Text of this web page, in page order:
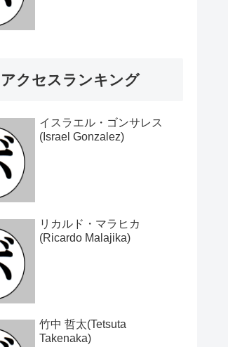
クセスランキング
イスラエル・ゴンサレス
(Israel Gonzalez)
リカルド・マラヒカ
(Ricardo Malajika)
竹中 哲太(Tetsuta
Takenaka)